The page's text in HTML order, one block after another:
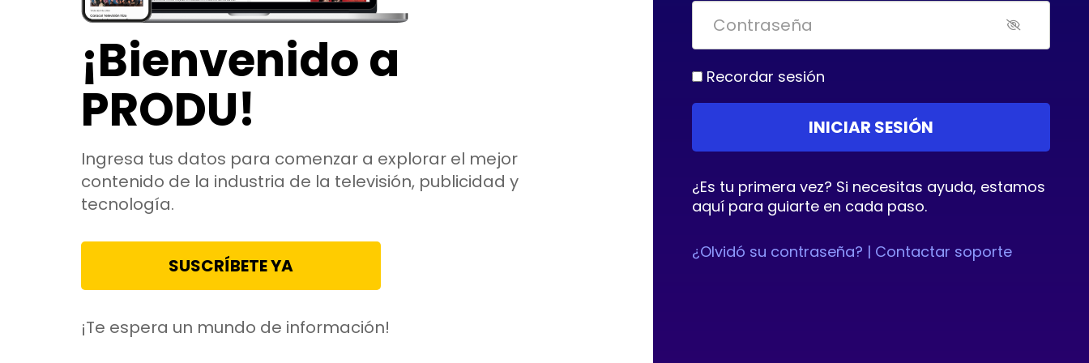
¡Bienvenido a
PRODU!
Ingresa tus datos para comenzar a explorar el mejor
contenido de la industria de la televisión, publicidad y
tecnología.
SUSCRÍBETE YA
¡Te espera un mundo de información!
Recordar sesión
¿Es tu primera vez? Si necesitas ayuda, estamos
aquí para guiarte en cada paso.
¿Olvidó su contraseña? | Contactar soporte